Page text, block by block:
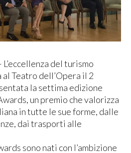
L’eccellenza del turismo
Teatro dell’Opera il 2
la settima edizione
un premio che valorizza
in tutte le sue forme, dalle
dai trasporti alle
sono nati con l’ambizione